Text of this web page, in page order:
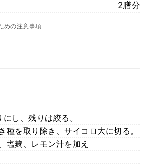
2膳分
めの注意事項
し、残りは絞る。
種を取り除き、サイコロ大に切る。
塩麹、レモン汁を加え